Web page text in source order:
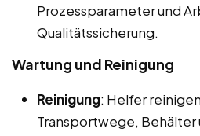
Prozessparameter und
Qualitätssicherung.
Wartung und Reinigung
Reinigung: Helfer
Transportwege, Behälter